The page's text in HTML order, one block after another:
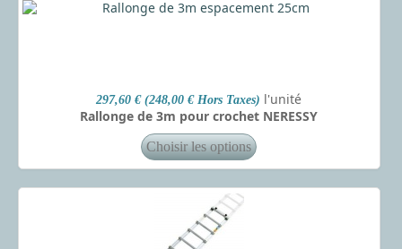
297,60 € (248,00 € Hors Taxes) l'unité
Rallonge de 3m pour crochet NERESSY